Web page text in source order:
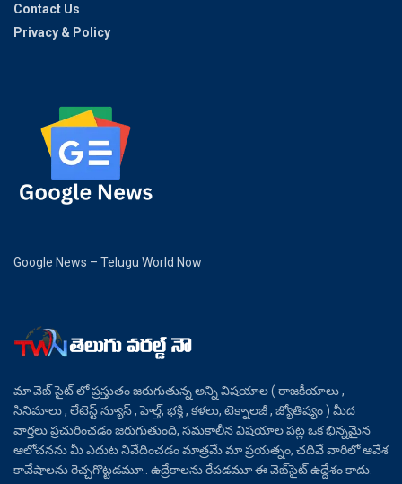
Contact Us
Privacy & Policy
Google News – Telugu World Now
మా వెబ్ సైట్ లో ప్రస్తుతం జరుగుతున్న అన్ని విషయాల ( రాజకీయాలు ,
సినిమాలు , లేటెస్ట్ న్యూస్ , హెల్త్, భక్తి , కళలు, టెక్నాలజీ , జ్యోతిష్యం ) మీద
వార్తలు ప్రచురించడం జరుగుతుంది, సమకాలీన విషయాల పట్ల ఒక భిన్నమైన
ఆలోచనను మీ ఎదుట నివేదించడం మాత్రమే మా ప్రయత్నం, చదివే వారిలో ఆవేశ
కావేషాలను రెచ్చగొట్టడమూ.. ఉద్రేకాలను రేపడమూ ఈ వెబ్‌సైట్ ఉద్దేశం కాదు.